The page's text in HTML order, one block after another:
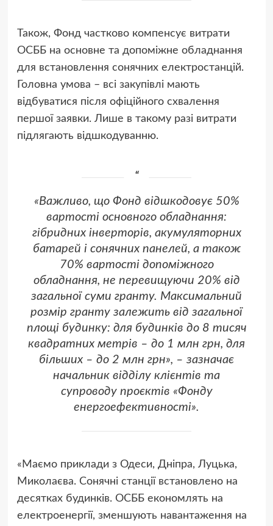
Також, Фонд частково компенсує витрати
ОСББ на основне та допоміжне обладнання
для встановлення сонячних електростанцій.
Головна умова – всі закупівлі мають
відбуватися після офіційного схвалення
першої заявки. Лише в такому разі витрати
підлягають відшкодуванню.
«Важливо, що Фонд відшкодовує 50%
вартості основного обладнання:
гібридних інверторів, акумуляторних
батарей і сонячних панелей, а також
70% вартості допоміжного
обладнання, не перевищуючи 20% від
загальної суми гранту. Максимальний
розмір гранту залежить від загальної
площі будинку: для будинків до 8 тисяч
квадратних метрів – до 1 млн грн, для
більших – до 2 млн грн», – зазначає
начальник відділу клієнтів та
супроводу проєктів «Фонду
енергоефективності».
«Маємо приклади з Одеси, Дніпра, Луцька,
Миколаєва. Сонячні станції встановлено на
десятках будинків. ОСББ економлять на
електроенергії, зменшують навантаження на